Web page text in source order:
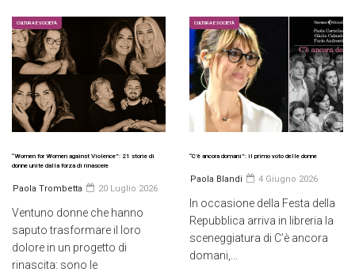
CULTURA E SOCIETÀ
“Women for Women against Violence”: 21 storie di
donne unite dalla forza di rinascere
Paola Trombetta 20 Luglio 2026
Ventuno donne che hanno
saputo trasformare il loro
dolore in un progetto di
rinascita: sono le
CULTURA E SOCIETÀ
“C’è ancora domani”: il primo voto delle donne
Paola Blandi 4 Giugno 2026
In occasione della Festa della
Repubblica arriva in libreria la
sceneggiatura di C’è ancora
domani,...